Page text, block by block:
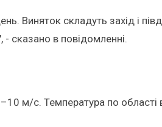
Виняток складуть захід і
сказано в повідомленні.
5–10 м/с. Температура по